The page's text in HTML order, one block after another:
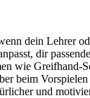
dein Lehrer
dir
wie Greifhand-
beim
und